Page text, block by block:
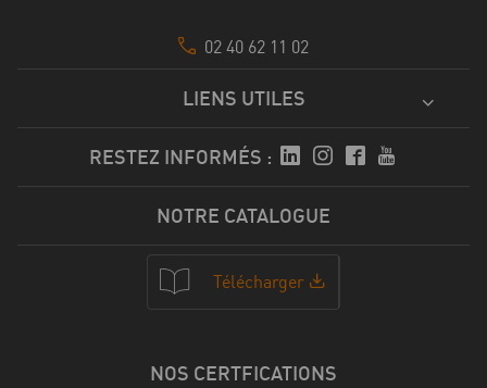
02 40 62 11 02
LIENS UTILES
RESTEZ INFORMÉS :
NOTRE CATALOGUE
Télécharger
NOS CERTFICATIONS